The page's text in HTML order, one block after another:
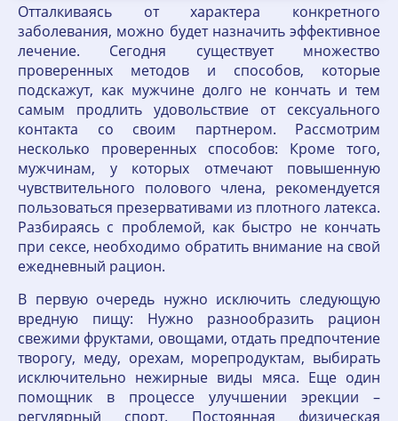
Отталкиваясь от характера конкретного
заболевания, можно будет назначить эффективное
лечение. Сегодня существует множество
проверенных методов и способов, которые
подскажут, как мужчине долго не кончать и тем
самым продлить удовольствие от сексуального
контакта со своим партнером. Рассмотрим
несколько проверенных способов: Кроме того,
мужчинам, у которых отмечают повышенную
чувствительного полового члена, рекомендуется
пользоваться презервативами из плотного латекса.
Разбираясь с проблемой, как быстро не кончать
при сексе, необходимо обратить внимание на свой
ежедневный рацион.
В первую очередь нужно исключить следующую
вредную пищу: Нужно разнообразить рацион
свежими фруктами, овощами, отдать предпочтение
творогу, меду, орехам, морепродуктам, выбирать
исключительно нежирные виды мяса. Еще один
помощник в процессе улучшении эрекции –
регулярный спорт. Постоянная физическая